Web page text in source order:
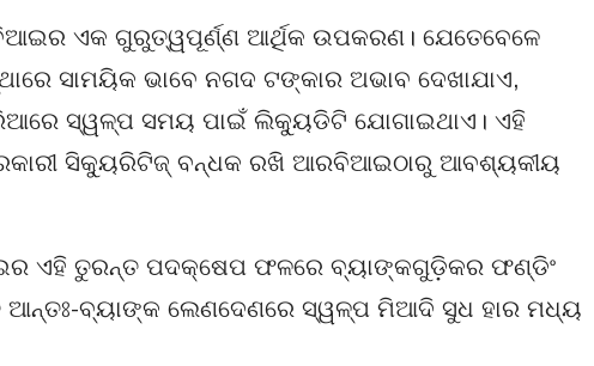
ଏକ ଗୁରୁତ୍ୱପୂର୍ଣ୍ଣ ଆର୍ଥିକ ଉପକରଣ। ଯେତେବେଳେ
ସାମୟିକ ଭାବେ ନଗଦ ଟଙ୍କାର ଅଭାବ ଦେଖାଯାଏ,
ସ୍ୱଳ୍ପ ସମୟ ପାଇଁ ଲିକ୍ୟୁଡିଟି ଯୋଗାଇଥାଏ। ଏହି
ସିକ୍ୟୁରିଟିଜ୍ ବନ୍ଧକ ରଖି ଆରବିଆଇଠାରୁ ଆବଶ୍ୟକୀୟ
ଏହି ତୁରନ୍ତ ପଦକ୍ଷେପ ଫଳରେ ବ୍ୟାଙ୍କଗୁଡ଼ିକର ଫଣ୍ଡିଂ
ଆନ୍ତଃ-ବ୍ୟାଙ୍କ ଲେଣଦେଣରେ ସ୍ୱଳ୍ପ ମିଆଦି ସୁଧ ହାର ମଧ୍ୟ